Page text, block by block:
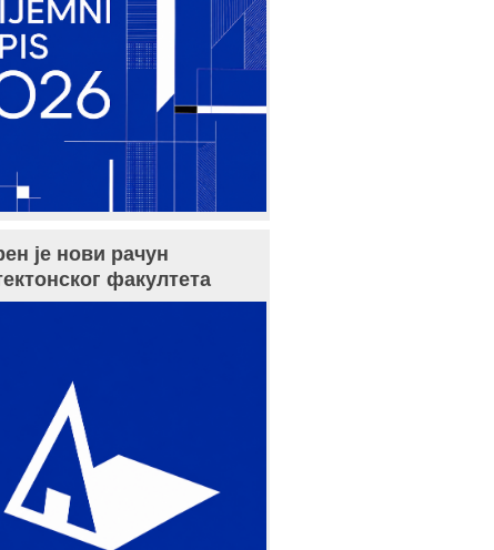
је нови рачун
факултета